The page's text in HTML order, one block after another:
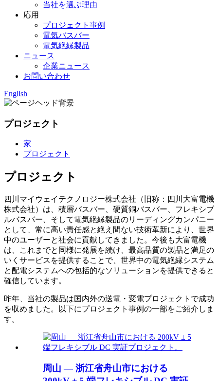
当社を選ぶ理由
応用
プロジェクト事例
電気バスバー
電気絶縁製品
ニュース
企業ニュース
お問い合わせ
English
プロジェクト
家
プロジェクト
プロジェクト
四川マイウェイテクノロジー株式会社（旧称：四川大富電機
株式会社）は、積層バスバー、硬質銅バスバー、フレキシブ
ルバスバー、そして電気絶縁製品のリーディングカンパニー
として、常に高い責任感と絶え間ない技術革新により、世界
中のユーザーと社会に貢献してきました。今後も大富電機
は、これまでと同様に発展を続け、最高品質の製品と満足の
いくサービスを提供することで、世界中の電気絶縁システム
と配電システムへの包括的なソリューションを提供できると
確信しています。
昨年、当社の製品は国内外の送電・変電プロジェクトで成功
を収めました。以下にプロジェクト事例の一部をご紹介しま
す。
周山 — 浙江省舟山市における